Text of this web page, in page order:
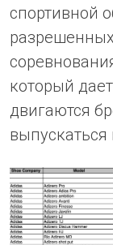
спортивной
который
двигаются